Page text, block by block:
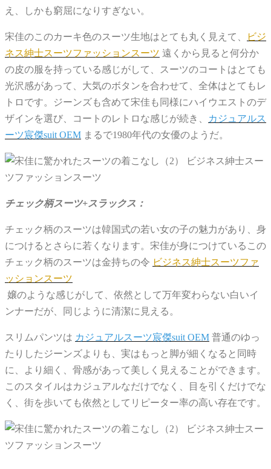
え、しかも窮屈になりすぎない。
宋佳のこのカーキ色のスーツ生地はとても丸く見えて、
ビジ
ネス紳士スーツファッションスーツ 遠くから見ると何分か
の皮の服を持っている感じがして、スーツのコートはとても
光沢感があって、大気のボタンを合わせて、全体はとてもレ
トロです。ジーンズも含めて宋佳も同様にハイウエストのデ
ザインを選び、コートのレトロな感じが続き、
カジュアルス
ーツ宸傑suit OEM まるで1980年代の女優のようだ。
チェック柄スーツ+スラックス：
チェック柄のスーツは韓国式の若い女の子の魅力があり、身
につけるとさらに若くなります。宋佳が身につけているこの
チェック柄のスーツは金持ちの令 ビジネス紳士スーツファ
ッションスーツ
嬢のような感じがして、依然として万年変わらない白いイ
ンナーだが、同じように清潔に見える。
スリムパンツは カジュアルスーツ宸傑suit OEM 普通のゆっ
たりしたジーンズよりも、実はもっと脚が細くなると同時
に、より細く、骨感があって美しく見えることができます。
このスタイルはカジュアルなだけでなく、目を引くだけでな
く、街を歩いても依然としてリピーター率の高い存在です。